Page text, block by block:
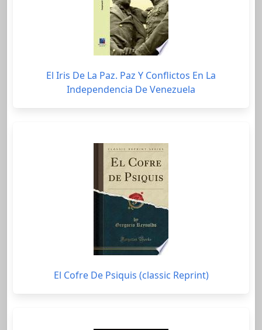
El Iris De La Paz. Paz Y Conflictos En La
Independencia De Venezuela
El Cofre De Psiquis (classic Reprint)